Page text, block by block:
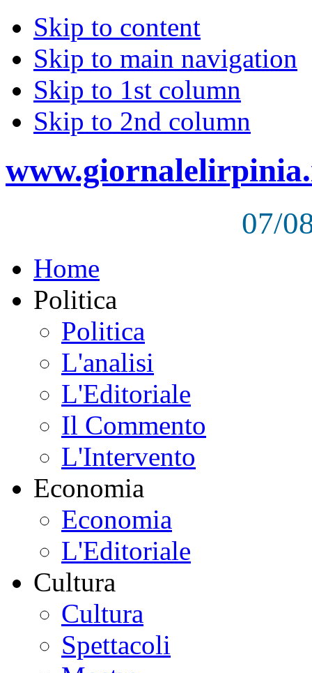
Skip to content
Skip to main navigation
Skip to 1st column
Skip to 2nd column
07/
Home
Politica
Politica
L'analisi
L'Editoriale
Il Commento
L'Intervento
Economia
Economia
L'Editoriale
Cultura
Cultura
Spettacoli